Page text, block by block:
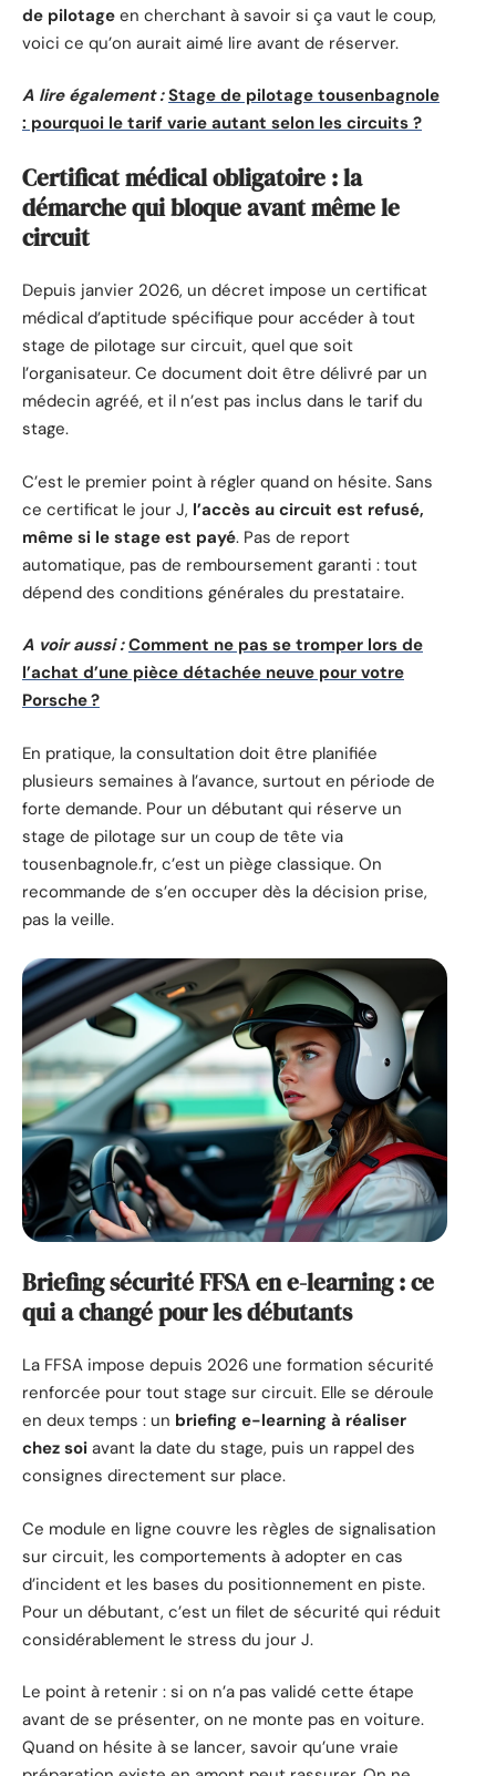
de pilotage en cherchant à savoir si ça vaut le coup,
voici ce qu’on aurait aimé lire avant de réserver.
A lire également : Stage de pilotage tousenbagnole
: pourquoi le tarif varie autant selon les circuits ?
Certificat médical obligatoire : la
démarche qui bloque avant même le
circuit
Depuis janvier 2026, un décret impose un certificat
médical d’aptitude spécifique pour accéder à tout
stage de pilotage sur circuit, quel que soit
l’organisateur. Ce document doit être délivré par un
médecin agréé, et il n’est pas inclus dans le tarif du
stage.
C’est le premier point à régler quand on hésite. Sans
ce certificat le jour J, l’accès au circuit est refusé,
même si le stage est payé. Pas de report
automatique, pas de remboursement garanti : tout
dépend des conditions générales du prestataire.
A voir aussi : Comment ne pas se tromper lors de
l’achat d’une pièce détachée neuve pour votre
Porsche ?
En pratique, la consultation doit être planifiée
plusieurs semaines à l’avance, surtout en période de
forte demande. Pour un débutant qui réserve un
stage de pilotage sur un coup de tête via
tousenbagnole.fr, c’est un piège classique. On
recommande de s’en occuper dès la décision prise,
pas la veille.
Briefing sécurité FFSA en e-learning : ce
qui a changé pour les débutants
La FFSA impose depuis 2026 une formation sécurité
renforcée pour tout stage sur circuit. Elle se déroule
en deux temps : un briefing e-learning à réaliser
chez soi avant la date du stage, puis un rappel des
consignes directement sur place.
Ce module en ligne couvre les règles de signalisation
sur circuit, les comportements à adopter en cas
d’incident et les bases du positionnement en piste.
Pour un débutant, c’est un filet de sécurité qui réduit
considérablement le stress du jour J.
Le point à retenir : si on n’a pas validé cette étape
avant de se présenter, on ne monte pas en voiture.
Quand on hésite à se lancer, savoir qu’une vraie